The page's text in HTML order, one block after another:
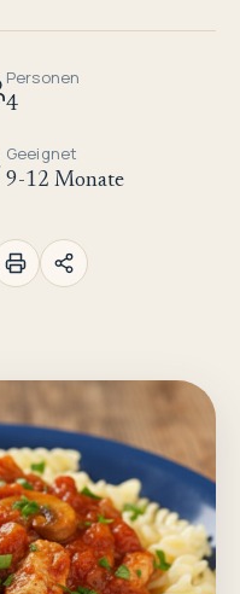
Personen
4
Geeignet
9-12 Monate